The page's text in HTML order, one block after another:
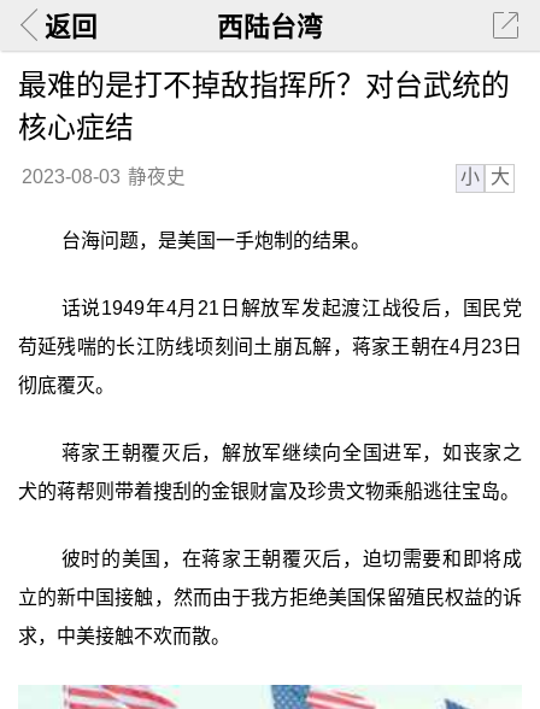
返回 西陆台湾
最难的是打不掉敌指挥所？对台武统的
核心症结
2023-08-03 静夜史 小 大
台海问题，是美国一手炮制的结果。
话说1949年4月21日解放军发起渡江战役后，国民党
苟延残喘的长江防线顷刻间土崩瓦解，蒋家王朝在4月23日
彻底覆灭。
蒋家王朝覆灭后，解放军继续向全国进军，如丧家之
犬的蒋帮则带着搜刮的金银财富及珍贵文物乘船逃往宝岛。
彼时的美国，在蒋家王朝覆灭后，迫切需要和即将成
立的新中国接触，然而由于我方拒绝美国保留殖民权益的诉
求，中美接触不欢而散。